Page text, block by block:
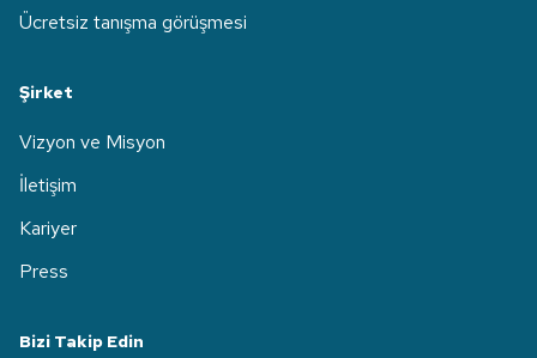
Ücretsiz tanışma görüşmesi
Şirket
Vizyon ve Misyon
İletişim
Kariyer
Press
Bizi Takip Edin